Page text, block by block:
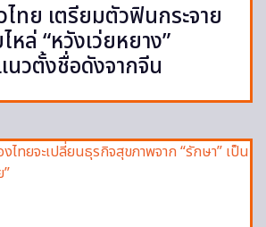
ทย เตรียมตัวฟินกระจาย
ล่ “หวังเว่ยหยาง”
นวตั้งชื่อดังจากจีน